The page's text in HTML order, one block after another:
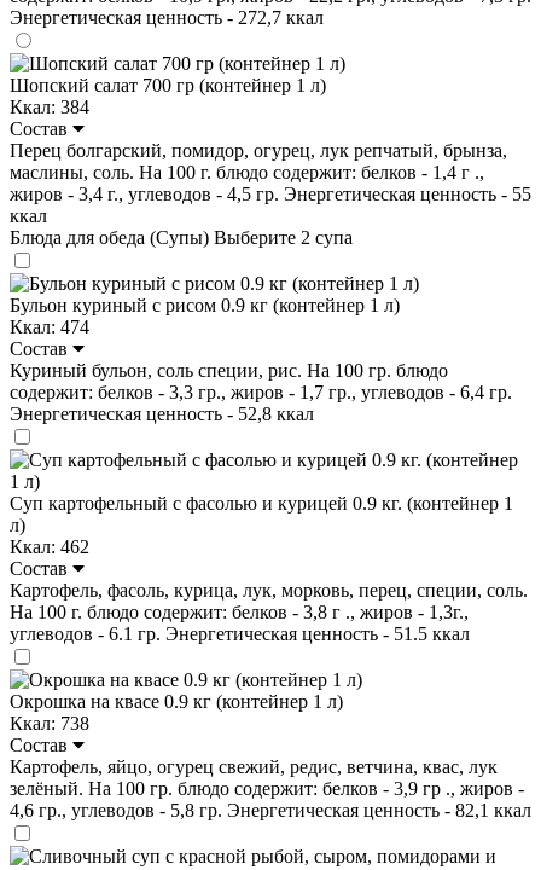
Энергетическая ценность - 272,7 ккал
Шопский салат 700 гр (контейнер 1 л)
Ккал: 384
Состав
Перец болгарский, помидор, огурец, лук репчатый, брынза,
маслины, соль. На 100 г. блюдо содержит: белков - 1,4 г .,
жиров - 3,4 г., углеводов - 4,5 гр. Энергетическая ценность - 55
ккал
Блюда для обеда (Супы) Выберите 2 супа
Бульон куриный с рисом 0.9 кг (контейнер 1 л)
Ккал: 474
Состав
Куриный бульон, соль специи, рис. На 100 гр. блюдо
содержит: белков - 3,3 гр., жиров - 1,7 гр., углеводов - 6,4 гр.
Энергетическая ценность - 52,8 ккал
Суп картофельный с фасолью и курицей 0.9 кг. (контейнер 1
л)
Ккал: 462
Состав
Картофель, фасоль, курица, лук, морковь, перец, специи, соль.
На 100 г. блюдо содержит: белков - 3,8 г ., жиров - 1,3г.,
углеводов - 6.1 гр. Энергетическая ценность - 51.5 ккал
Окрошка на квасе 0.9 кг (контейнер 1 л)
Ккал: 738
Состав
Картофель, яйцо, огурец свежий, редис, ветчина, квас, лук
зелёный. На 100 гр. блюдо содержит: белков - 3,9 гр ., жиров -
4,6 гр., углеводов - 5,8 гр. Энергетическая ценность - 82,1 ккал